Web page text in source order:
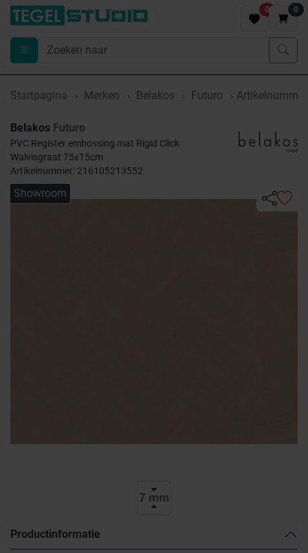
0 0
Startpagina Merken Belakos Futuro
Belakos Futuro
PVC Register embossing mat Rigid Click
Walvisgraat 75x15cm
Artikelnummer: 216105213552
Showroom
Productinformatie